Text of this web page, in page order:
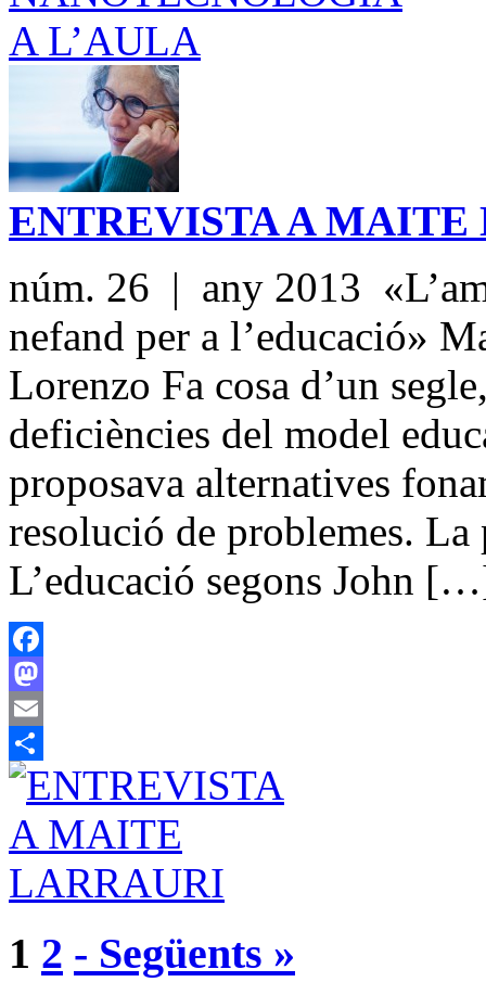
ENTREVISTA A
núm. 26 | any 2013
nefand per a l’educació»
Lorenzo Fa cosa d’un
deficiències del model
proposava alternatives
resolució de problemes.
L’educació segons John
Facebook
Mastodon
Email
Share
1 2 - Següents »